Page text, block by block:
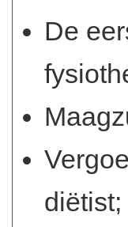
De
diëtist;